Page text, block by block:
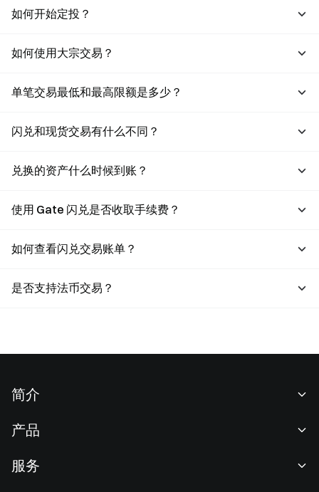
如何开始定投？
如何使用大宗交易？
单笔交易最低和最⾼限额是多少？
闪兑和现货交易有什么不同？
兑换的资产什么时候到账？
使用 Gate 闪兑是否收取手续费？
如何查看闪兑交易账单？
是否支持法币交易？
简介
新闻中心
产品
服务